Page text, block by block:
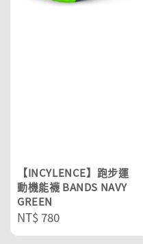
【INCYLENCE】跑步運
動機能襪 BANDS NAVY
GREEN
Regular
price
NT$ 780